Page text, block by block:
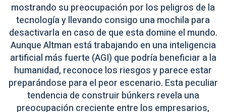
mostrando su preocupación por los peligros de la
tecnología y llevando consigo una mochila para
desactivarla en caso de que esta domine el mundo.
Aunque Altman está trabajando en una inteligencia
artificial más fuerte (AGI) que podría beneficiar a la
humanidad, reconoce los riesgos y parece estar
preparándose para el peor escenario. Esta peculiar
tendencia de construir búnkers revela una
preocupación creciente entre los empresarios,